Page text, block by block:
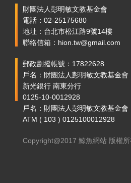
財團法人彭明敏文教基金會
電話：02-25175680
地址：台北市松江路9號14樓
聯絡信箱：hion.tw@gmail.com
郵政劃撥帳號：17822628
戶名：財團法人彭明敏文教基金會
新光銀行 南東分行
0125-10-0012928
戶名：財團法人彭明敏文教基金會
ATM ( 103 ) 0125100012928
Copyright@2017 鯨魚網站 版權所